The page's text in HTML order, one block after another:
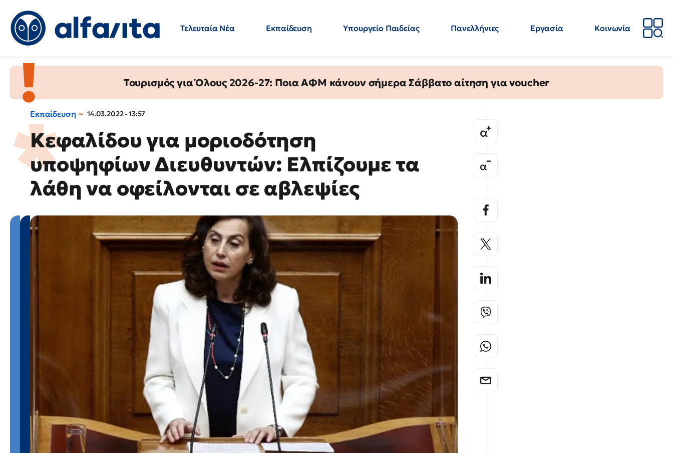
Τελευταία Νέα Εκπαίδευση Υπουργείο Παιδείας Πανελλήνιες Εργασία
Κοινωνία
Τουρισμός για Όλους 2026-27: Ποια ΑΦΜ κάνουν σήμερα Σάββατο αίτηση για voucher
Εκπαίδευση 14.03.2022 - 13:57
Κεφαλίδου για μοριοδότηση
υποψηφίων Διευθυντών: Ελπίζουμε τα
λάθη να οφείλονται σε αβλεψίες